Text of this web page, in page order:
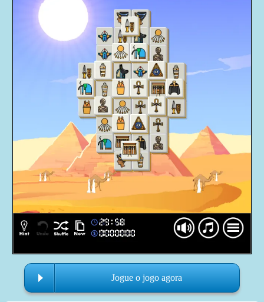
Jogue o jogo agora